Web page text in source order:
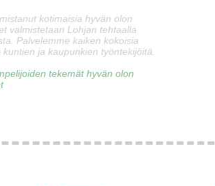
kotimaisia hyvän olon
valmistetaan Lohjan tehtaalla
Palvelemme kaiken kokoisia
ja kaupunkien työntekijöitä.
tekemät hyvän olon